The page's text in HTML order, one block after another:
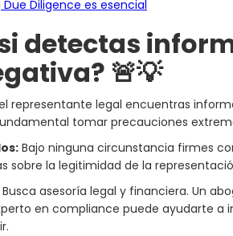
Due Diligence es esencial
detectas
🚨💡
representante legal encuentras
tomar precauciones
Bajo ninguna circunstancia firmes
sobre la legitimidad de la
Busca asesoría legal y financiera. Un
en compliance puede ayudarte a